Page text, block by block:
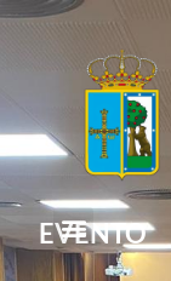
EVENTO